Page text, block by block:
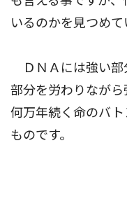
いるのかを見つめて
ＤＮＡには強い部
部分を労わりながら
何万年続く命のバ
ものです。